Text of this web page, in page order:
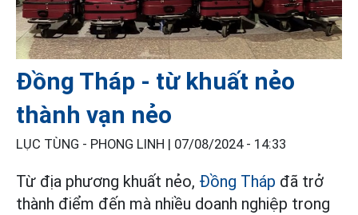
Đồng Tháp - từ khuất nẻo
thành vạn nẻo
LỤC TÙNG - PHONG LINH | 07/08/2024 - 14:33
Từ địa phương khuất nẻo, Đồng Tháp đã trở
thành điểm đến mà nhiều doanh nghiệp trong